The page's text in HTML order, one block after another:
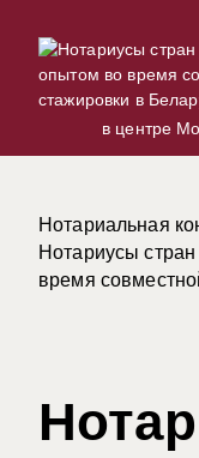
в центре
Нотариальная
Нотариусы
время